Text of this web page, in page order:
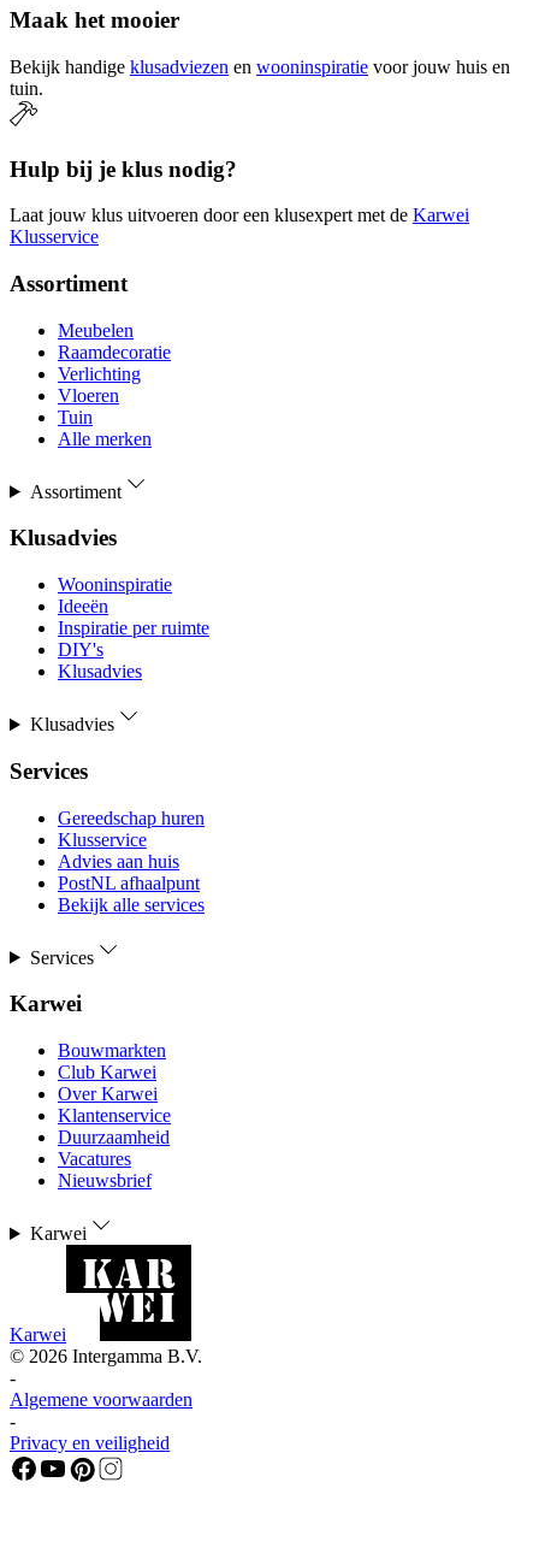
Maak het mooier
Bekijk handige klusadviezen en wooninspiratie voor jouw huis en
tuin.
Hulp bij je klus nodig?
Laat jouw klus uitvoeren door een klusexpert met de Karwei
Klusservice
Assortiment
Meubelen
Raamdecoratie
Verlichting
Vloeren
Tuin
Alle merken
Assortiment
Klusadvies
Wooninspiratie
Ideeën
Inspiratie per ruimte
DIY's
Klusadvies
Klusadvies
Services
Gereedschap huren
Klusservice
Advies aan huis
PostNL afhaalpunt
Bekijk alle services
Services
Karwei
Bouwmarkten
Club Karwei
Over Karwei
Klantenservice
Duurzaamheid
Vacatures
Nieuwsbrief
Karwei
Karwei
© 2026 Intergamma B.V.
-
Algemene voorwaarden
-
Privacy en veiligheid